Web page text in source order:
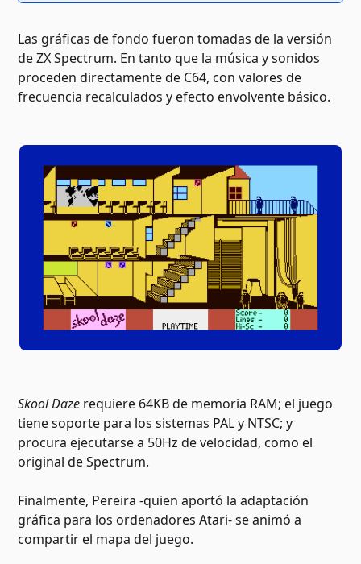
Las gráficas de fondo fueron tomadas de la versión
de ZX Spectrum. En tanto que la música y sonidos
proceden directamente de C64, con valores de
frecuencia recalculados y efecto envolvente básico.
Skool Daze requiere 64KB de memoria RAM; el juego
tiene soporte para los sistemas PAL y NTSC; y
procura ejecutarse a 50Hz de velocidad, como el
original de Spectrum.
Finalmente, Pereira -quien aportó la adaptación
gráfica para los ordenadores Atari- se animó a
compartir el mapa del juego.